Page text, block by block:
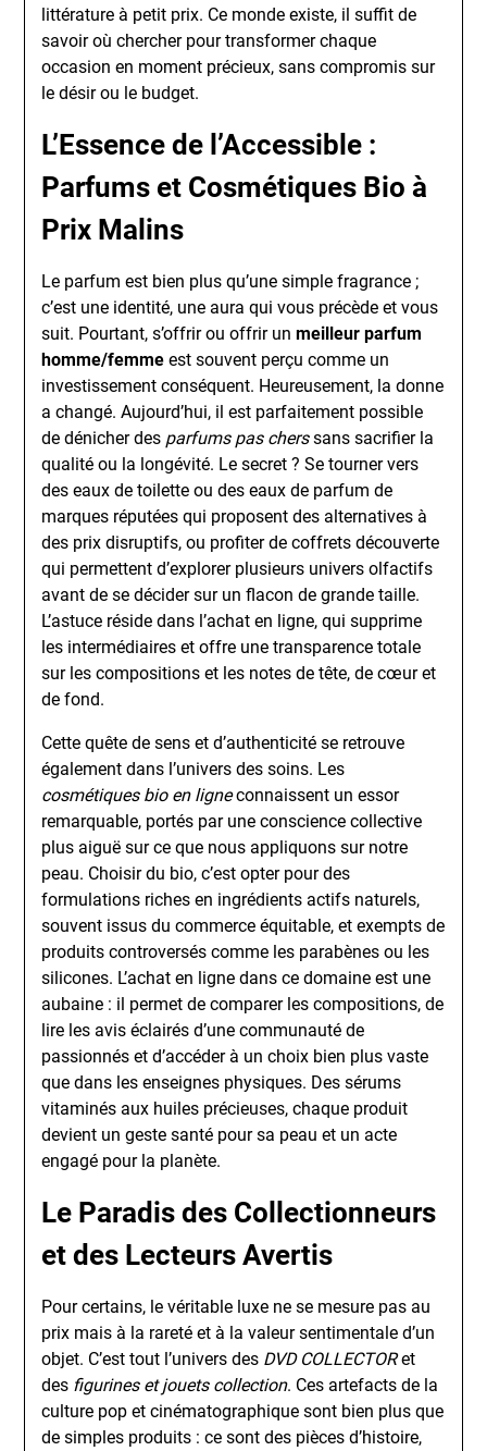
littérature à petit prix. Ce monde existe, il suffit de
savoir où chercher pour transformer chaque
occasion en moment précieux, sans compromis sur
le désir ou le budget.
L’Essence de l’Accessible :
Parfums et Cosmétiques Bio à
Prix Malins
Le parfum est bien plus qu’une simple fragrance ;
c’est une identité, une aura qui vous précède et vous
suit. Pourtant, s’offrir ou offrir unmeilleur parfum
homme/femme est souvent perçu comme un
investissement conséquent. Heureusement, la donne
a changé. Aujourd’hui, il est parfaitement possible
de dénicher des parfums pas cherssans sacrifier la
qualité ou la longévité. Le secret ? Se tourner vers
des eaux de toilette ou des eaux de parfum de
marques réputées qui proposent des alternatives à
des prix disruptifs, ou profiter de coffrets découverte
qui permettent d’explorer plusieurs univers olfactifs
avant de se décider sur un flacon de grande taille.
L’astuce réside dans l’achat en ligne, qui supprime
les intermédiaires et offre une transparence totale
sur les compositions et les notes de tête, de cœur et
de fond.
Cette quête de sens et d’authenticité se retrouve
également dans l’univers des soins. Les
cosmétiques bio en ligneconnaissent un essor
remarquable, portés par une conscience collective
plus aiguë sur ce que nous appliquons sur notre
peau. Choisir du bio, c’est opter pour des
formulations riches en ingrédients actifs naturels,
souvent issus du commerce équitable, et exempts de
produits controversés comme les parabènes ou les
silicones. L’achat en ligne dans ce domaine est une
aubaine : il permet de comparer les compositions, de
lire les avis éclairés d’une communauté de
passionnés et d’accéder à un choix bien plus vaste
que dans les enseignes physiques. Des sérums
vitaminés aux huiles précieuses, chaque produit
devient un geste santé pour sa peau et un acte
engagé pour la planète.
Le Paradis des Collectionneurs
et des Lecteurs Avertis
Pour certains, le véritable luxe ne se mesure pas au
prix mais à la rareté et à la valeur sentimentale d’un
objet. C’est tout l’univers des DVD COLLECTORet
des figurines et jouets collection. Ces artefacts de la
culture pop et cinématographique sont bien plus que
de simples produits : ce sont des pièces d’histoire,